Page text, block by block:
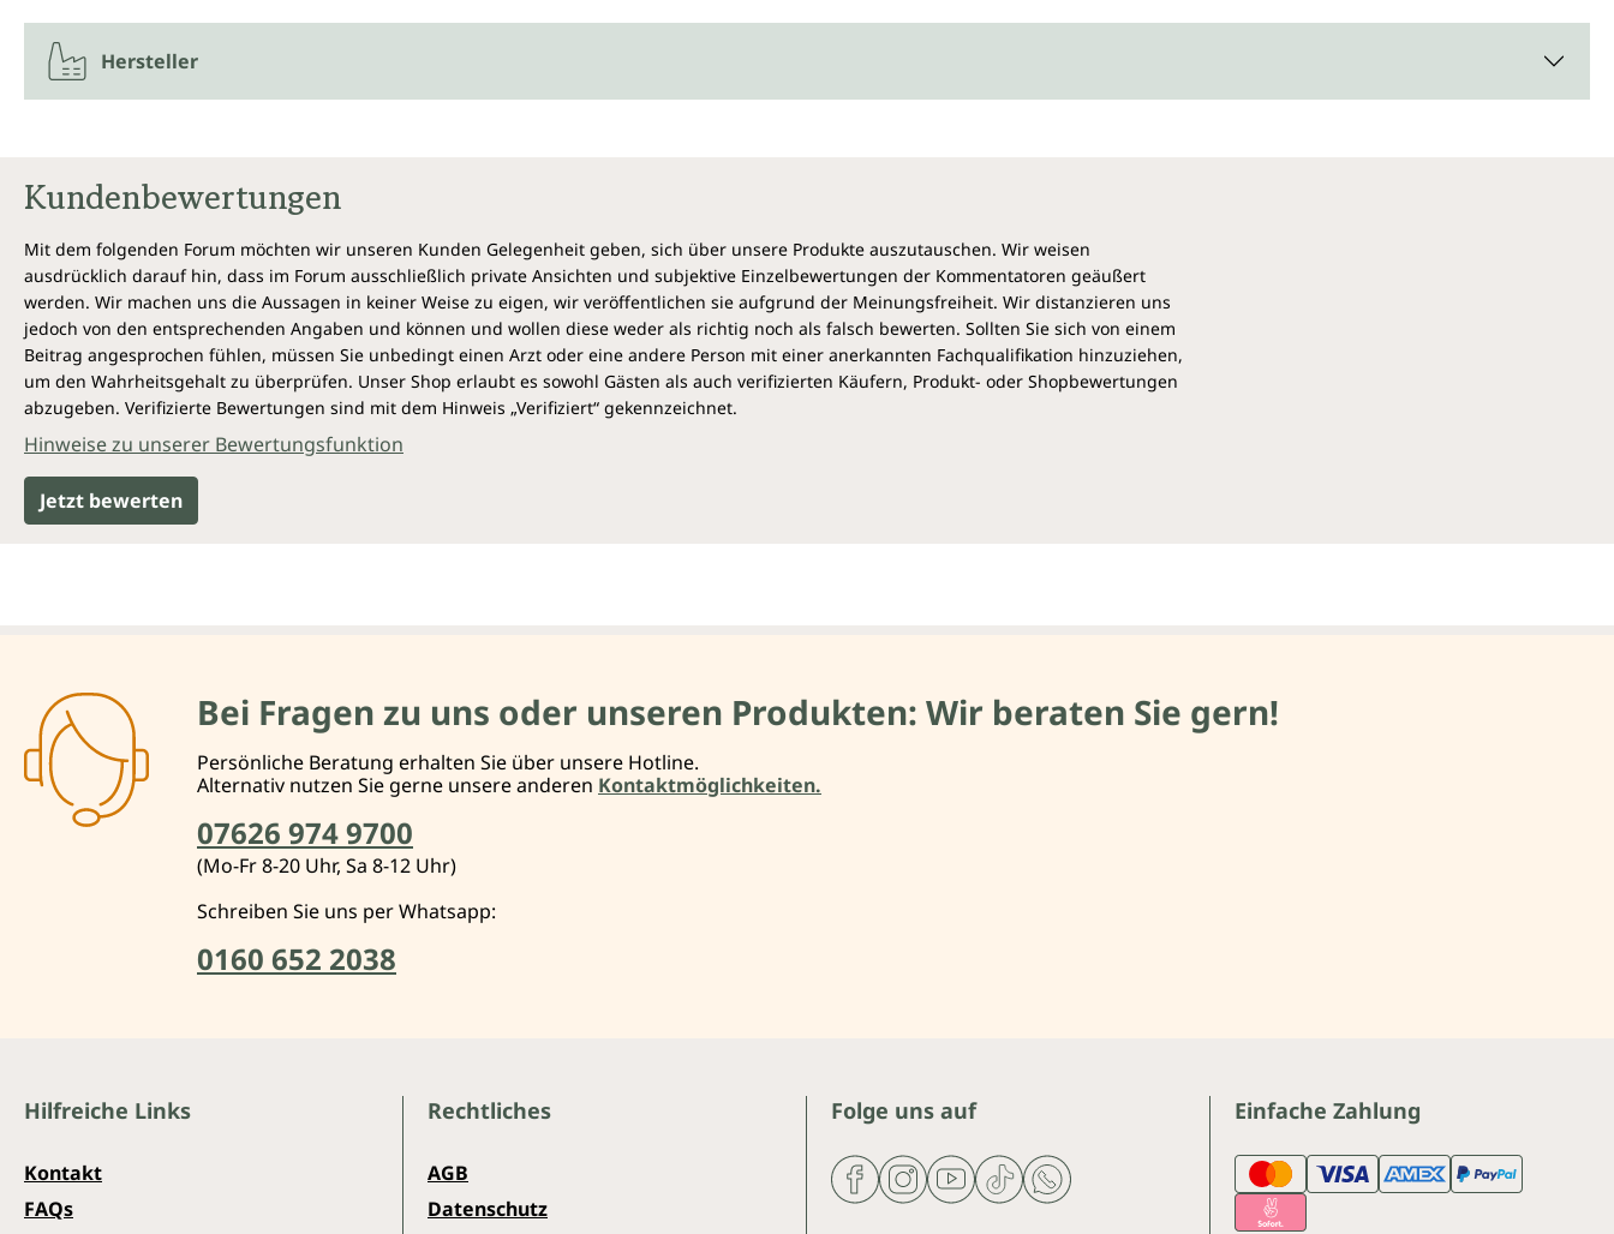
Hersteller
Kundenbewertungen
Mit dem folgenden Forum möchten wir unseren Kunden Gelegenheit geben, sich über unsere Produkte auszutauschen. Wir weisen
ausdrücklich darauf hin, dass im Forum ausschließlich private Ansichten und subjektive Einzelbewertungen der Kommentatoren geäußert
werden. Wir machen uns die Aussagen in keiner Weise zu eigen, wir veröffentlichen sie aufgrund der Meinungsfreiheit. Wir distanzieren uns
jedoch von den entsprechenden Angaben und können und wollen diese weder als richtig noch als falsch bewerten. Sollten Sie sich von einem
Beitrag angesprochen fühlen, müssen Sie unbedingt einen Arzt oder eine andere Person mit einer anerkannten Fachqualifikation hinzuziehen,
um den Wahrheitsgehalt zu überprüfen. Unser Shop erlaubt es sowohl Gästen als auch verifizierten Käufern, Produkt- oder Shopbewertungen
abzugeben. Verifizierte Bewertungen sind mit dem Hinweis „Verifiziert“ gekennzeichnet.
Hinweise zu unserer Bewertungsfunktion
Jetzt bewerten
Bei Fragen zu uns oder unseren Produkten: Wir beraten Sie gern!
Persönliche Beratung erhalten Sie über unsere Hotline.
Alternativ nutzen Sie gerne unsere anderen Kontaktmöglichkeiten.
07626 974 9700
(Mo-Fr 8-20 Uhr, Sa 8-12 Uhr)
Schreiben Sie uns per Whatsapp:
0160 652 2038
Folge uns auf Einfache Zahlung
Hilfreiche Links
Kontakt
FAQs
Rechtliches
AGB
Datenschutz